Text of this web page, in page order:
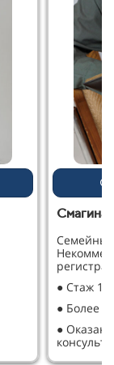
Смагина
● Стаж 12
● Более
●